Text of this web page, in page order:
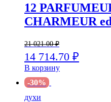
12
CHARMEUR
21 021.00₽
14 714.70 ₽
В корзину
-30%
духи